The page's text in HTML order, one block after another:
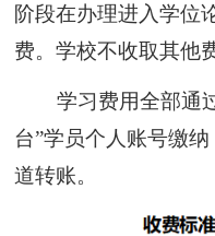
阶段在办理进入学位
费。学校不收取其他
学习费用全部通
台”学员个人账号缴
道转账。